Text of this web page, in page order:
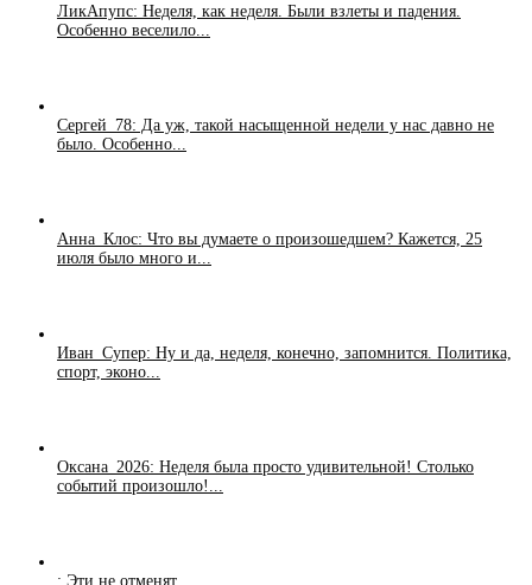
ЛикАпупс: Неделя, как неделя. Были взлеты и падения.
Особенно веселило...
Сергей_78: Да уж, такой насыщенной недели у нас давно не
было. Особенно...
Анна_Клос: Что вы думаете о произошедшем? Кажется, 25
июля было много и...
Иван_Супер: Ну и да, неделя, конечно, запомнится. Политика,
спорт, эконо...
Оксана_2026: Неделя была просто удивительной! Столько
событий произошло!...
: Эти не отменят...